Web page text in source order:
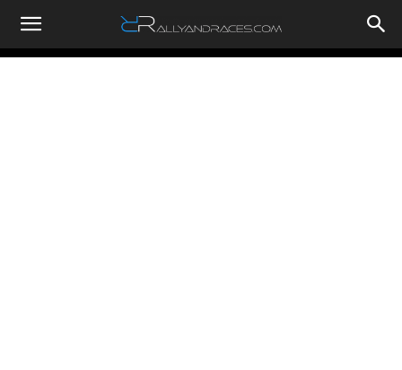
RallyandRaces.com